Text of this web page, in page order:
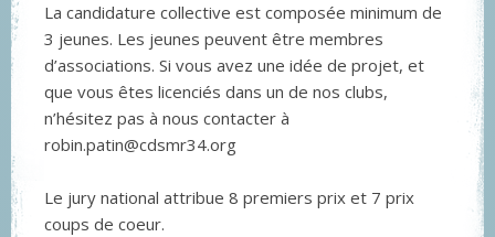
La candidature collective est composée minimum de
3 jeunes. Les jeunes peuvent être membres
d’associations. Si vous avez une idée de projet, et
que vous êtes licenciés dans un de nos clubs,
n’hésitez pas à nous contacter à
robin.patin@cdsmr34.org
Le jury national attribue 8 premiers prix et 7 prix
coups de coeur.